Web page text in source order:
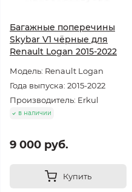
Багажные поперечины
Skybar V1 чёрные для
Renault Logan 2015-2022
Модель: Renault Logan
Года выпуска: 2015-2022
Производитель: Erkul
в наличии
9 000 руб.
Купить